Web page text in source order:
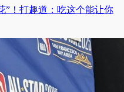
！打趣道：吃这个能让你